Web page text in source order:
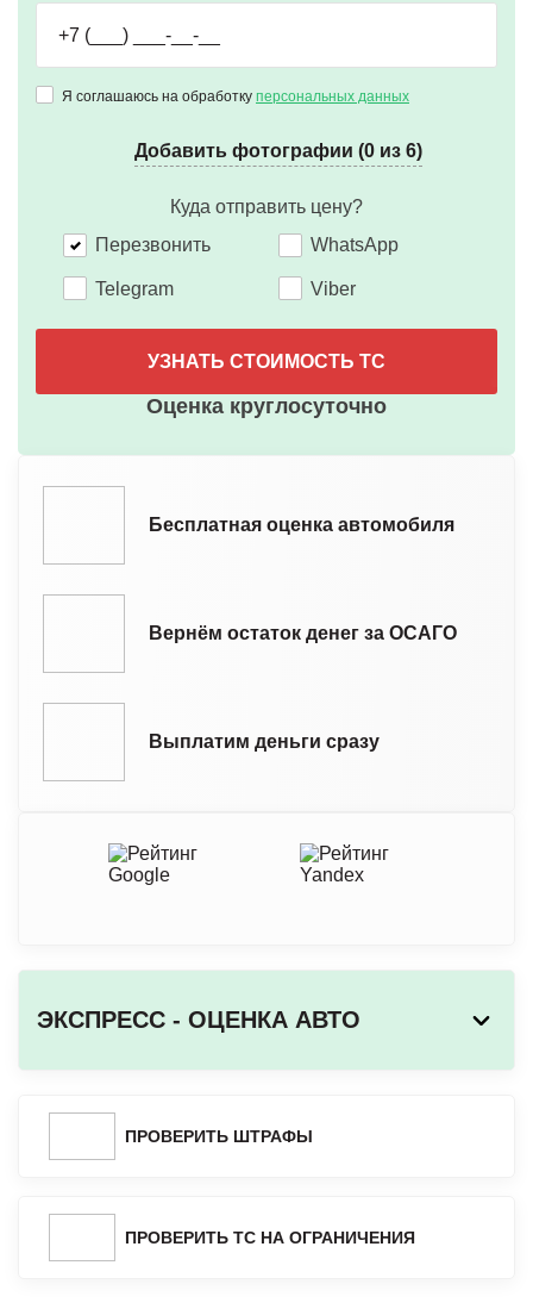
Я соглашаюсь на обработку персональных данных
Добавить фотографии (0 из 6)
Куда отправить цену?
Перезвонить
WhatsApp
Telegram Viber
УЗНАТЬ СТОИМОСТЬ ТС
Оценка круглосуточно
Бесплатная оценка автомобиля
Вернём остаток денег за ОСАГО
Выплатим деньги сразу
ЭКСПРЕСС - ОЦЕНКА АВТО
ПРОВЕРИТЬ ШТРАФЫ
ПРОВЕРИТЬ ТС НА ОГРАНИЧЕНИЯ